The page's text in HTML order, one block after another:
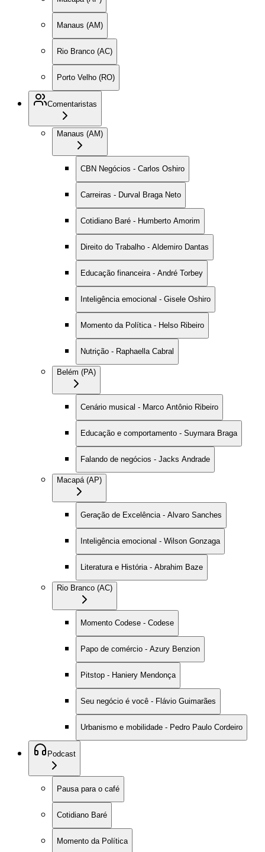
Manaus (AM)
Rio Branco (AC)
Porto Velho (RO)
Comentaristas
Manaus (AM)
CBN Negócios - Carlos Oshiro
Carreiras - Durval Braga Neto
Cotidiano Baré - Humberto Amorim
Direito do Trabalho - Aldemiro Dantas
Educação financeira - André Torbey
Inteligência emocional - Gisele Oshiro
Momento da Política - Helso Ribeiro
Nutrição - Raphaella Cabral
Belém (PA)
Cenário musical - Marco Antônio Ribeiro
Educação e comportamento - Suymara Braga
Falando de negócios - Jacks Andrade
Macapá (AP)
Geração de Excelência - Alvaro Sanches
Inteligência emocional - Wilson Gonzaga
Literatura e História - Abrahim Baze
Rio Branco (AC)
Momento Codese - Codese
Papo de comércio - Azury Benzion
Pitstop - Haniery Mendonça
Seu negócio é você - Flávio Guimarães
Urbanismo e mobilidade - Pedro Paulo Cordeiro
Podcast
Pausa para o café
Cotidiano Baré
Momento da Política